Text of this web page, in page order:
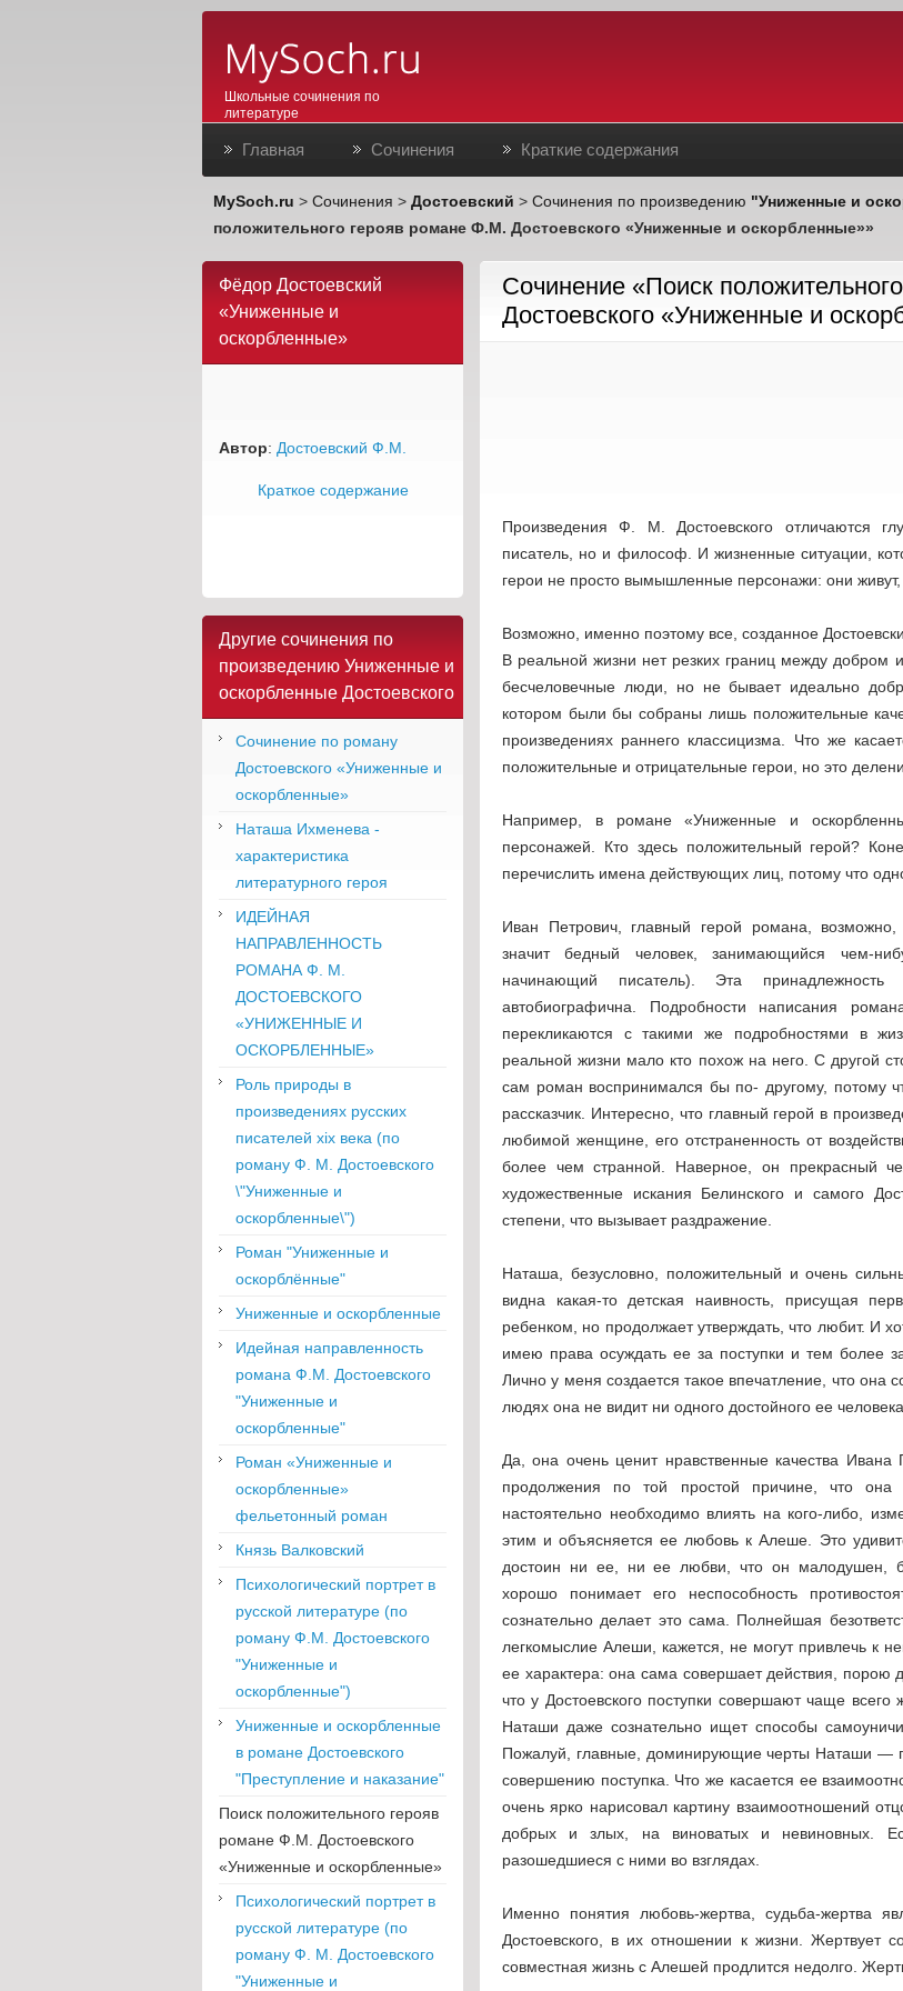
Школьные сочинения по
литературе
Главная Сочинения Краткие содержания
MySoch.ru > Сочинения > Достоевский > Сочинения по произведению "Униженные и
положительного герояв романе Ф.М. Достоевского «Униженные и оскорбленные»»
Фёдор Достоевский
«Униженные и
оскорбленные»
Автор: Достоевский Ф.М.
Краткое содержание
Другие сочинения по
произведению Униженные и
оскорбленные Достоевского
Сочинение по роману
Достоевского «Униженные и
оскорбленные»
Наташа Ихменева -
характеристика
литературного героя
ИДЕЙНАЯ
НАПРАВЛЕННОСТЬ
РОМАНА Ф. М.
ДОСТОЕВСКОГО
«УНИЖЕННЫЕ И
ОСКОРБЛЕННЫЕ»
Роль природы в
произведениях русских
писателей xix века (по
роману Ф. М. Достоевского
\"Униженные и
оскорбленные\")
Роман "Униженные и
оскорблённые"
Униженные и оскорбленные
Идейная направленность
романа Ф.М. Достоевского
"Униженные и
оскорбленные"
Роман «Униженные и
оскорбленные»
фельетонный роман
Князь Валковский
Психологический портрет в
русской литературе (по
роману Ф.М. Достоевского
"Униженные и
оскорбленные")
Униженные и оскорбленные
в романе Достоевского
"Преступление и наказание"
Поиск положительного герояв
романе Ф.М. Достоевского
«Униженные и оскорбленные»
Психологический портрет в
русской литературе (по
роману Ф. М. Достоевского
"Униженные и
Cочинение «Поиск
Достоевского «Униженные и
Произведения Ф. М. Достоевского отличаются
писатель, но и философ. И жизненные ситуации,
герои не просто вымышленные персонажи: они
Возможно, именно поэтому все, созданное
В реальной жизни нет резких границ между добром
бесчеловечные люди, но не бывает идеально
котором были бы собраны лишь положительные
произведениях раннего классицизма. Что же
положительные и отрицательные герои, но это
Например, в романе «Униженные и
персонажей. Кто здесь положительный герой?
перечислить имена действующих лиц, потому что
Иван Петрович, главный герой романа,
значит бедный человек, занимающийся чем-
начинающий писатель). Эта
автобиографична. Подробности написания
перекликаются с такими же подробностями в
реальной жизни мало кто похож на него. С другой
сам роман воспринимался бы по- другому, потому
рассказчик. Интересно, что главный герой в
любимой женщине, его отстраненность от
более чем странной. Наверное, он прекрасный
художественные искания Белинского и самого
степени, что вызывает раздражение.
Наташа, безусловно, положительный и очень
видна какая-то детская наивность, присущая
ребенком, но продолжает утверждать, что любит. И
имею права осуждать ее за поступки и тем более
Лично у меня создается такое впечатление, что
людях она не видит ни одного достойного ее человека.
Да, она очень ценит нравственные качества
продолжения по той простой причине, что она
настоятельно необходимо влиять на кого-либо,
этим и объясняется ее любовь к Алеше. Это
достоин ни ее, ни ее любви, что он малодушен,
хорошо понимает его неспособность
сознательно делает это сама. Полнейшая
легкомыслие Алеши, кажется, не могут привлечь к
ее характера: она сама совершает действия, порою
что у Достоевского поступки совершают чаще
Наташи даже сознательно ищет способы
Пожалуй, главные, доминирующие черты Наташи —
совершению поступка. Что же касается ее
очень ярко нарисовал картину взаимоотношений
добрых и злых, на виноватых и невиновных.
разошедшиеся с ними во взглядах.
Именно понятия любовь-жертва, судьба-жертва
Достоевского, в их отношении к жизни.
совместная жизнь с Алешей продлится недолго.